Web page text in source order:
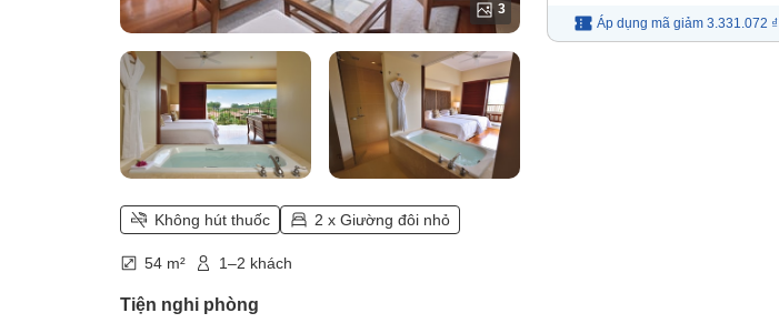
3
Không hút thuốc 2 x Giường đôi nhỏ
54 m² 1–2 khách
Tiện nghi phòng
Áp dụng mã giảm 3.331.072 ₫